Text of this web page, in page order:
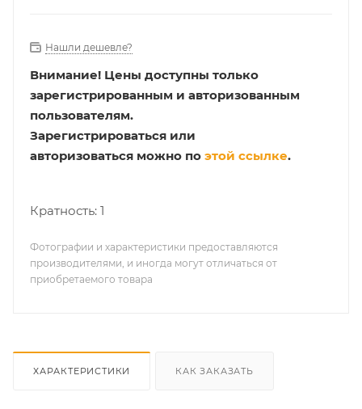
Нашли дешевле?
Внимание! Цены доступны только
зарегистрированным и авторизованным
пользователям.
Зарегистрироваться или
авторизоваться можно по этой ссылке.
Кратность: 1
Фотографии и характеристики предоставляются
производителями, и иногда могут отличаться от
приобретаемого товара
ХАРАКТЕРИСТИКИ КАК ЗАКАЗАТЬ